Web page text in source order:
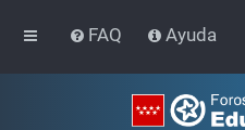
FAQ Ayuda